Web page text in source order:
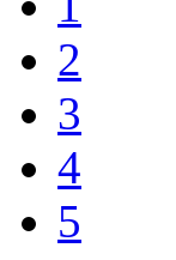
2
3
4
5